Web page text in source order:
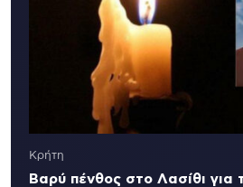
Κρήτη
Βαρύ πένθος στο Λασίθι για